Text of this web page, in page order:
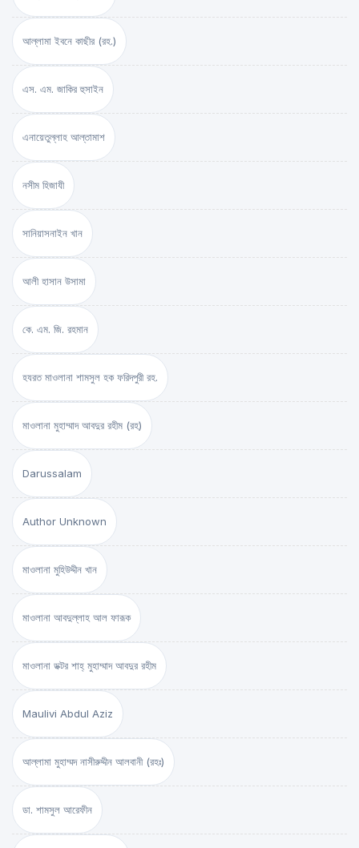
আল্লামা ইবনে কাছীর (রহ.)
এস. এম. জাকির হুসাইন
এনায়েতুল্লাহ আল্‌তামাশ
নসীম হিজাযী
সানিয়াসনাইন খান
আলী হাসান উসামা
কে. এম. জি. রহমান
হযরত মাওলানা শামসুল হক ফরিদপুরী রহ.
মাওলানা মুহাম্মাদ আবদুর রহীম (রহ)
Darussalam
Author Unknown
মাওলানা মুহিউদ্দীন খান
মাওলানা আবদুল্লাহ আল ফারূক
মাওলানা ডক্টর শাহ্‌ মুহাম্মাদ আবদুর রহীম
Maulivi Abdul Aziz
আল্লামা মুহাম্মদ নাসীরুদ্দীন আলবানী (রহঃ)
ডা. শামসুল আরেফীন